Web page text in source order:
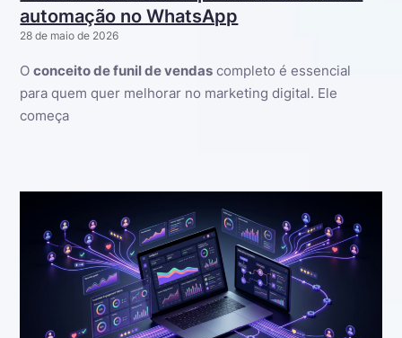
automação no WhatsApp
28 de maio de 2026
Oconceito de funil de vendas completo é essencial
para quem quer melhorar no marketing digital. Ele
começa